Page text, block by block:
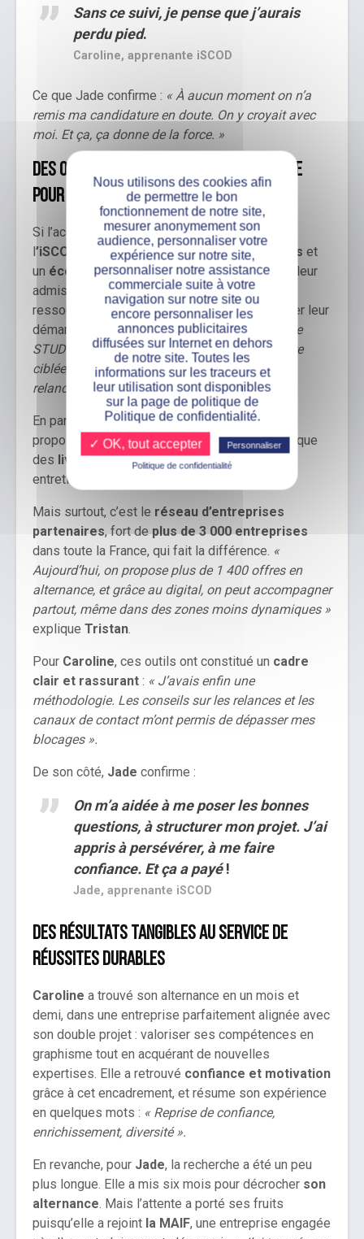
Sans ce suivi, je pense que j’aurais
perdu pied.
Caroline, apprenante iSCOD
Ce que Jade confirme : « À aucun moment on n’a
remis ma candidature en doute. On y croyait avec
moi. Et ça, ça donne de la force. »
Des outils concrets et un réseau solide
pour une recherche structurée
Si l’accompagnement humain fait la force de
’iSCOD , il s’appuie aussi sur uneboîte à outils et
un écosystème professionnel solides. Dès leur
admission, les apprenants ont accès à des
ressources concrètes qui les aident à structurer leur
démarche.
« On met à disposition la plateforme
STUDENT, qui permet de candidater de manière
ciblée, de suivre ses démarches, de gérer ses
relances »
nous confie Tristan.
En parallèle, deswebinaires régulierssont
proposés avec des experts du coaching, ainsi que
des livessur la posture professionnelle, les
entretiens, ou encore la motivation.
Mais surtout, c’est le réseau d’entreprises
partenaires, fort deplus de 3 000 entreprises
dans toute la France, qui fait la différence. «
Aujourd’hui, on propose plus de 1 400 offres en
alternance, et grâce au digital, on peut accompagner
partout, même dans des zones moins dynamiques »
explique Tristan.
Pour Caroline, ces outils ont constitué un cadre
clair et rassurant : « J’avais enfin une
méthodologie. Les conseils sur les relances et les
canaux de contact m’ont permis de dépasser mes
blocages ».
De son côté, Jade confirme :
On m’a aidée à me poser les bonnes
questions, à structurer mon projet. J’ai
appris à persévérer, à me faire
confiance. Et ça a payé!
Jade, apprenante iSCOD
Des résultats tangibles au service de
réussites durables
Caroline a trouvé son alternance en un mois et
demi, dans une entreprise parfaitement alignée avec
son double projet : valoriser ses compétences en
graphisme tout en acquérant de nouvelles
expertises. Elle a retrouvé confiance et motivation
grâce à cet encadrement, et résume son expérience
en quelques mots : « Reprise de confiance,
enrichissement, diversité ».
En revanche, pour Jade, la recherche a été un peu
plus longue. Elle a mis six mois pour décrocher son
alternance. Mais l’attente a porté ses fruits
puisqu’elle a rejoint la MAIF, une entreprise engagée
Nous utilisons des cookies afin
de permettre le bon
fonctionnement de notre site,
mesurer anonymement son
audience, personnaliser votre
expérience sur notre site,
personnaliser notre assistance
commerciale suite à votre
navigation sur notre site ou
encore personnaliser les
annonces publicitaires
diffusées sur Internet en dehors
de notre site. Toutes les
informations sur les traceurs et
leur utilisation sont disponibles
sur la page de politique de
Politique de confidentialité.
✓ OK, tout accepter
Personnaliser
Politique de confidentialité